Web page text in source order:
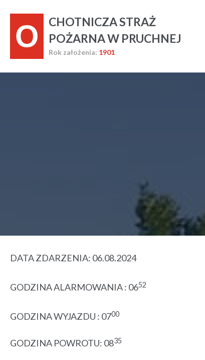
O
CHOTNICZA STRAŻ
POŻARNA W PRUCHNEJ
Rok założenia: 1901
DATA ZDARZENIA: 06.08.2024
GODZINA ALARMOWANIA : 0652
GODZINA WYJAZDU : 0700
GODZINA POWROTU: 0835